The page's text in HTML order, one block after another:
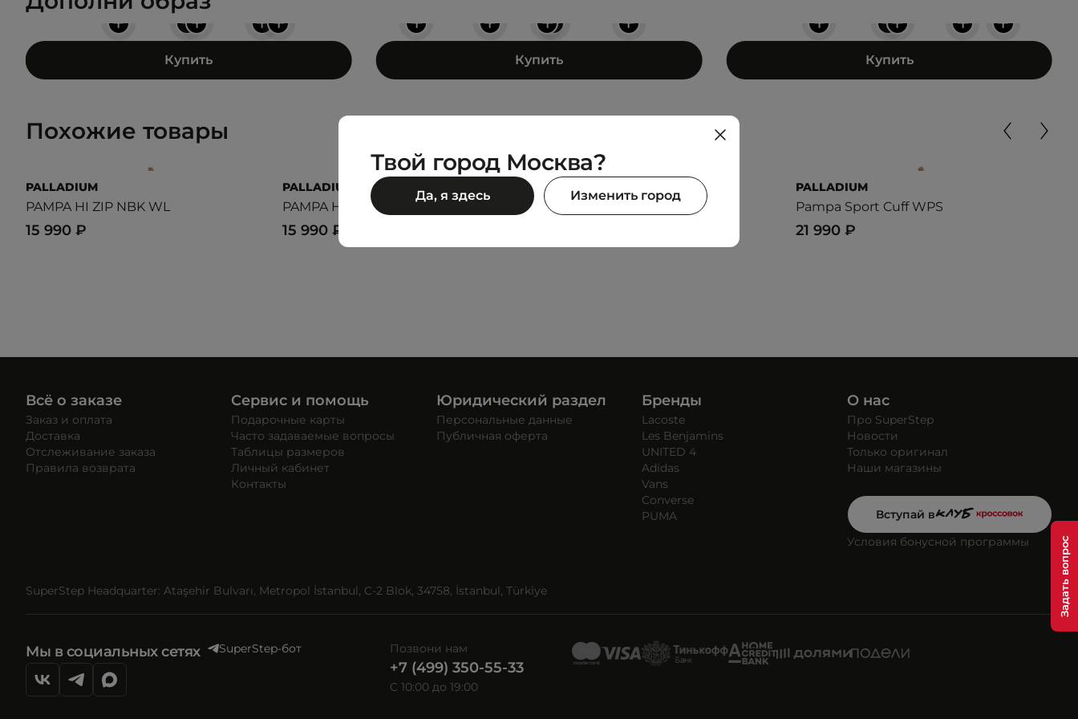
+
+
+ + +
Купить
+
+
+ + +
Купить
+
+
+ + +
Купить
Похожие товары
PALLADIUM
PAMPA HI ZIP NBK WL
15 990 ₽
PALLADIUM
PAMPA HI SNOW WARM
15 990 ₽
PALLADIUM
Pampa Sport Cuff WPS
PALLADIUM
Pampa Sport Cuff WPS
21 990 ₽
Всё о заказе
Заказ и оплата
Доставка
Отслеживание заказа
Правила возврата
Сервис и помощь
Подарочные карты
Часто задаваемые вопросы
Таблицы размеров
Личный кабинет
Контакты
Юридический раздел
Персональные данные
Публичная оферта
Бренды
Lacoste
Les Benjamins
UNITED 4
Adidas
Vans
Converse
PUMA
О нас
Про SuperStep
Новости
Только оригинал
Наши магазины
Вступай в
Условия бонусной программы
SuperStep Headquarter: Ataşehir Bulvarı, Metropol İstanbul, C-2 Blok, 34758, İstanbul, Türkiye
Мы в социальных сетях SuperStep-бот Позвони нам
+7 (499) 350-55-33
C 10:00 до 19:00
Твой город Москва?
Да, я здесь Изменить город